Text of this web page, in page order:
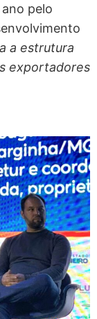
pelo
a estrutura
exportadores